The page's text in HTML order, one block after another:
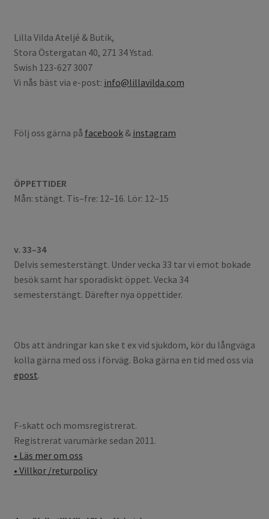
Lilla Vilda Ateljé & Butik,
Stora Östergatan 40, 271 34 Ystad.
Swish 123-627 3007
Vi nås bäst via e-post: info@lillavilda.com
Följ oss gärna på facebook& instagram
ÖPPETTIDER
Mån: stängt. Tis–fre: 12–16. Lör: 12–15
v. 33–34
Delvis semesterstängt. Under vecka 33 tar vi emot bokade
besök samt har sporadiskt öppet. Vecka 34
semesterstängt. Därefter nya öppettider.
Obs att ändringar kan ske t ex vid sjukdom, kör du långväga
kolla gärna med oss i förväg. Boka gärna en tid med oss via
epost.
F-skatt och momsregistrerat.
Registrerat varumärke sedan 2011.
• Läs mer om oss
• Villkor /returpolicy